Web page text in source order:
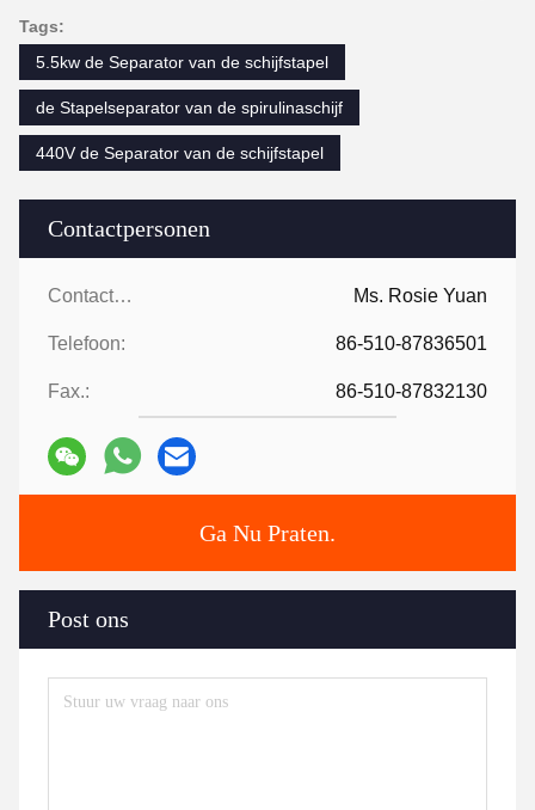
Contactpersonen
Contactpersonen: Ms. Rosie Yuan
Telefoon: 86-510-87836501
Fax.: 86-510-87832130
Ga Nu Praten.
Post ons
Tags:
5.5kw de Separator van de schijfstapel
de Stapelseparator van de spirulinaschijf
440V de Separator van de schijfstapel